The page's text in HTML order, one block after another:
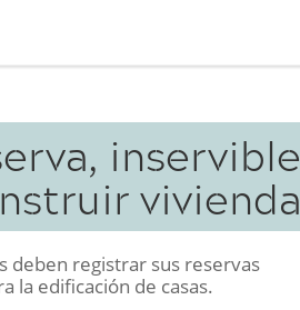
inservible
vivienda
deben registrar sus reservas
la edificación de casas.